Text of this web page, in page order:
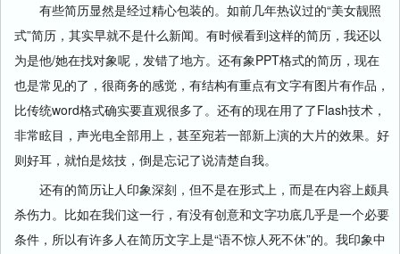
有些简历显然是经过精心包装的。如前几年热议过的“美女靓照
式”简历，其实早就不是什么新闻。有时候看到这样的简历，我还以
为是他/她在找对象呢，发错了地方。还有象PPT格式的简历，现在
也是常见的了，很商务的感觉，有结构有重点有文字有图片有作品，
比传统word格式确实要直观很多了。还有的现在用了了Flash技术，
非常眩目，声光电全部用上，甚至宛若一部新上演的大片的效果。好
则好耳，就怕是炫技，倒是忘记了说清楚自我。
还有的简历让人印象深刻，但不是在形式上，而是在内容上颇具
杀伤力。比如在我们这一行，有没有创意和文字功底几乎是一个必要
条件，所以有许多人在简历文字上是“语不惊人死不休”的。我印象中